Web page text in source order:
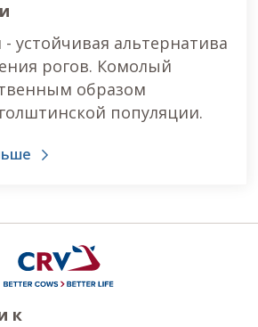
устойчивая альтернатива
рогов. Комолый
образом
популяции.
к